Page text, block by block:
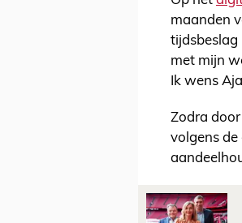
maanden
tijdsbeslag
met mijn
Ik wens
Zodra
volgens